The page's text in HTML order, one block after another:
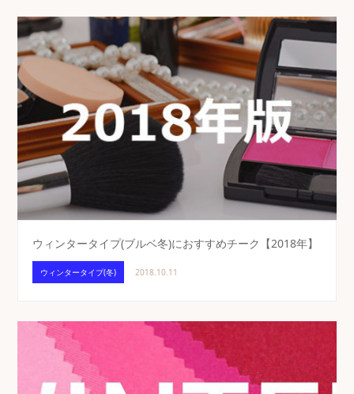
ウィンタータイプ(ブルベ冬)におすすめチーク【2018年】
ウィンタータイプ(冬) 2018.10.11